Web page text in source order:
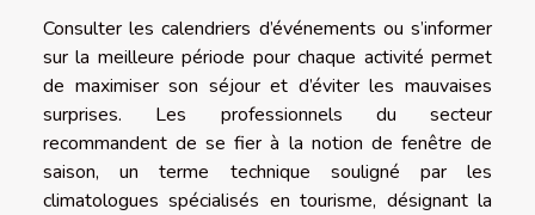
Consulter les calendriers d’événements ou s’informer
sur la meilleure période pour chaque activité permet
de maximiser son séjour et d’éviter les mauvaises
surprises. Les professionnels du secteur
recommandent de se fier à la notion de fenêtre de
saison, un terme technique souligné par les
climatologues spécialisés en tourisme, désignant la